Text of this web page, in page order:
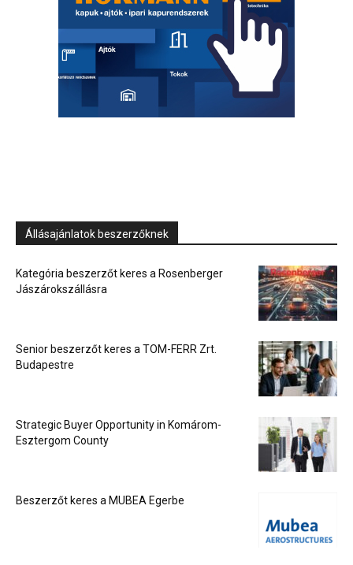
Állásajánlatok beszerzőknek
Kategória beszerzőt keres a Rosenberger
Jászárokszállásra
Senior beszerzőt keres a TOM-FERR Zrt.
Budapestre
Strategic Buyer Opportunity in Komárom-
Esztergom County
Beszerzőt keres a MUBEA Egerbe